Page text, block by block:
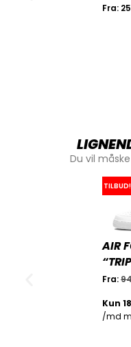
Fra: 25
Du vil
TILBUD!
AIR
Fra: